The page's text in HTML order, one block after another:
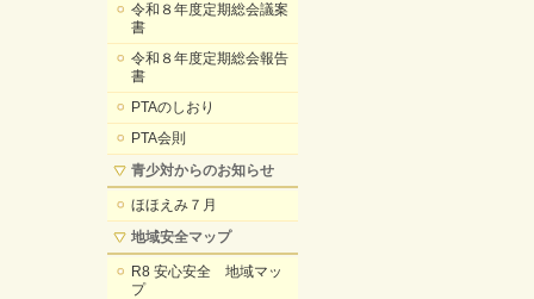
令和８年度定期総会議案
書
令和８年度定期総会報告
書
PTAのしおり
PTA会則
青少対からのお知らせ
ほほえみ７月
地域安全マップ
R8 安心安全 地域マッ
プ